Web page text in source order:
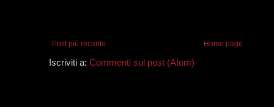
Post più recente Home page
Iscriviti a: Commenti sul post (Atom)